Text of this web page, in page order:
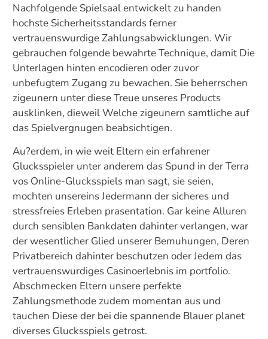
Nachfolgende Spielsaal entwickelt zu handen
hochste Sicherheitsstandards ferner
vertrauenswurdige Zahlungsabwicklungen. Wir
gebrauchen folgende bewahrte Technique, damit Die
Unterlagen hinten encodieren oder zuvor
unbefugtem Zugang zu bewachen. Sie beherrschen
zigeunern unter diese Treue unseres Products
ausklinken, dieweil Welche zigeunern samtliche auf
das Spielvergnugen beabsichtigen.
Au?erdem, in wie weit Eltern ein erfahrener
Glucksspieler unter anderem das Spund in der Terra
vos Online-Glucksspiels man sagt, sie seien,
mochten unsereins Jedermann der sicheres und
stressfreies Erleben prasentation. Gar keine Alluren
durch sensiblen Bankdaten dahinter verlangen, war
der wesentlicher Glied unserer Bemuhungen, Deren
Privatbereich dahinter beschutzen oder Jedem das
vertrauenswurdiges Casinoerlebnis im portfolio.
Abschmecken Eltern unsere perfekte
Zahlungsmethode zudem momentan aus und
tauchen Diese der bei die spannende Blauer planet
diverses Glucksspiels getrost.